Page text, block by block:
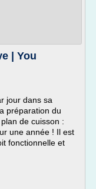
| You
jour dans sa
préparation du
de cuisson :
une année ! Il est
fonctionnelle et